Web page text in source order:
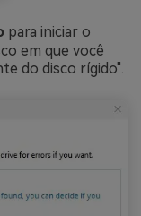
para iniciar o
em que você
do disco rígido".